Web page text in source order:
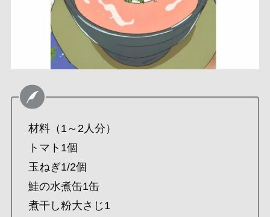
材料（1～2人分）
トマト1個
玉ねぎ1/2個
鮭の水煮缶1缶
煮干し粉大さじ1